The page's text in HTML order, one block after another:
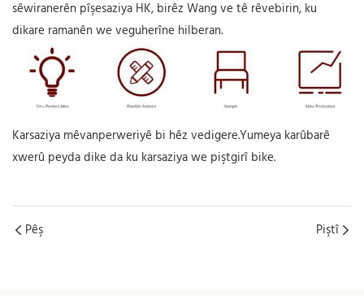
sêwiranerên pîşesaziya HK, birêz Wang ve tê rêvebirin, ku
dikare ramanên we veguherîne hilberan.
Karsaziya mêvanperweriyê bi hêz vedigere.Yumeya karûbarê
xwerû peyda dike da ku karsaziya we piştgirî bike.
Pêş Piştî